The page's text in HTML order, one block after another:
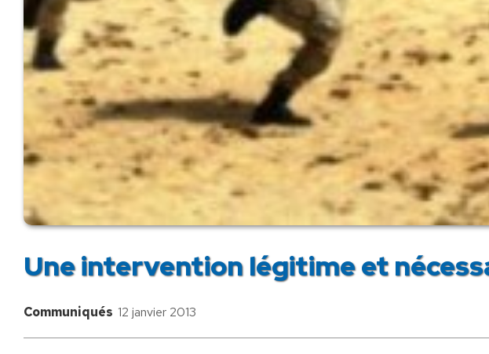
Une intervention légitime et
Communiqués 12 janvier 2013